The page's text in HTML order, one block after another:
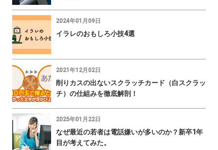
2024年01月09日
イラレのおもしろ小技4選
2021年12月02日
削りカスの出ないスクラッチカード（白スクラッ
チ）の仕組みを徹底解剖！
2025年01月22日
なぜ最近の若者は電話嫌いが多いのか？新卒1年
目が考えてみた。